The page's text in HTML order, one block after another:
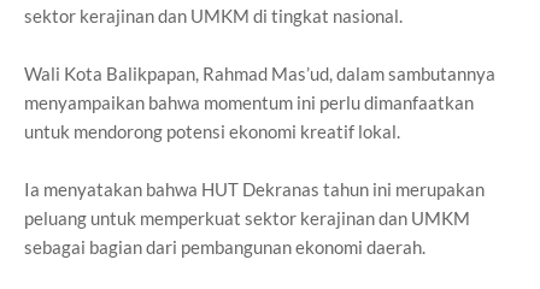
sektor kerajinan dan UMKM di tingkat nasional.
Wali Kota Balikpapan, Rahmad Mas’ud, dalam sambutannya
menyampaikan bahwa momentum ini perlu dimanfaatkan
untuk mendorong potensi ekonomi kreatif lokal.
Ia menyatakan bahwa HUT Dekranas tahun ini merupakan
peluang untuk memperkuat sektor kerajinan dan UMKM
sebagai bagian dari pembangunan ekonomi daerah.